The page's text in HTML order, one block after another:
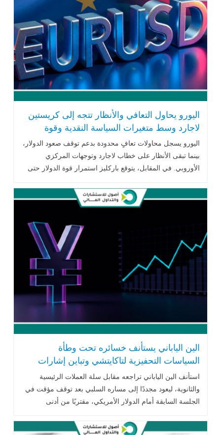
اليورو يحاول التعافي والأنظار تتجه إلى كريستين
لاجارد وسط متغيرات السياسة النقدية وقوة
الدولار
اليورو يسجل محاولات تعافٍ محدودة بدعم توقف صعود الدولار،
بينما تبقى الأنظار على خطاب لاجارد وتوجهات المركزي
الأوروبي. في المقابل، يتوقع باركليز استمرار قوة الدولار حتى
الين الياباني يستأنف خسائره تحت وطأة
السياسات التحفيزية لتاكايتشي وتباين إشارات
البنوك المركزية
استأنف الين الياباني تراجعه مقابل سلة العملات الرئيسية
والثانوية، ليعود مجددًا إلى مساره السلبي بعد توقف مؤقت في
الجلسة السابقة أمام الدولار الأمريكي، مقتربًا من أدنى